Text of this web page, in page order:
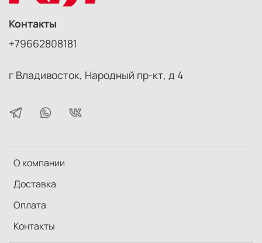
О компании
Доставка
Оплата
Контакты
Контакты
+79662808181
г Владивосток, Народный пр-кт, д 4